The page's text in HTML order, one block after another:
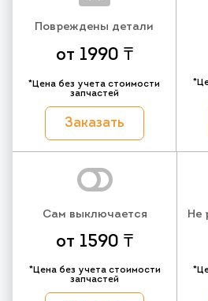
Повреждены детали
от 1990 ₸
*Цена без учета стоимости
запчастей
Заказать
Сам выключается
от 1590 ₸
*Цена без учета стоимости
запчастей
Не